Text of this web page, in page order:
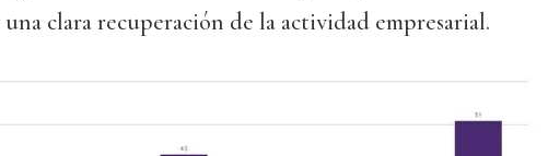
clara recuperación de la actividad empresarial.